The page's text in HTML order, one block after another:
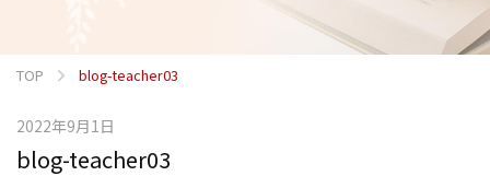
TOP blog-teacher03
2022年9月1日
blog-teacher03